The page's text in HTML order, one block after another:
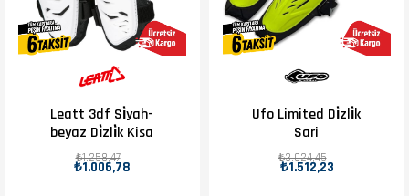
Leatt 3df Si̇yah-
beyaz Di̇zli̇k Kisa
₺1.006,78
₺1.258,47
Ufo Limited Di̇zli̇k
Sari
₺1.512,23
₺3.024,45